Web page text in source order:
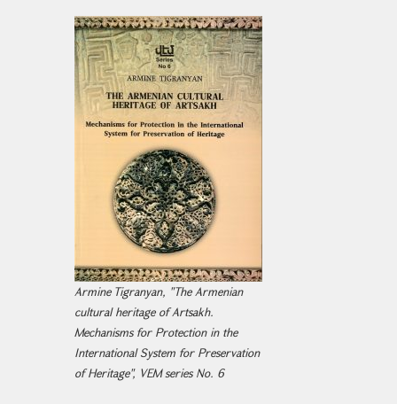
Armine Tigranyan, "The Armenian
cultural heritage of Artsakh.
Mechanisms for Protection in the
International System for Preservation
of Heritage", VEM series No. 6